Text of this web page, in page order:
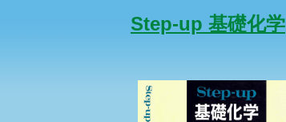
Step-up 基礎化学